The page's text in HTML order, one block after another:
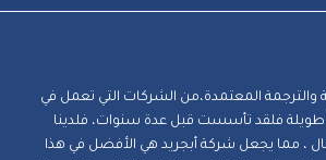
والترجمة المعتمدة،من الشركات التي تعمل في
فلقد تأسست قبل عدة سنوات، فلدينا
، مما يجعل شركة أبجريد هي الأفضل في هذا